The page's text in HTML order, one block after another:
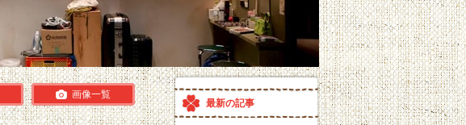
画像一覧
最新の記事